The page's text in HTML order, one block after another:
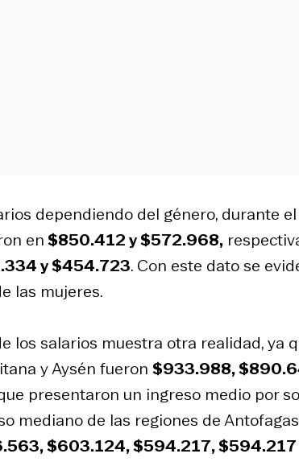
dependiendo del género, durante
en$850.412 y $572.968,
y $454.723. Con este dato se
las mujeres.
los salarios muestra otra realidad, ya
y Aysén fueron $933.988,
presentaron un ingreso medio por
mediano de las regiones de
$603.124, $594.217, $594.217